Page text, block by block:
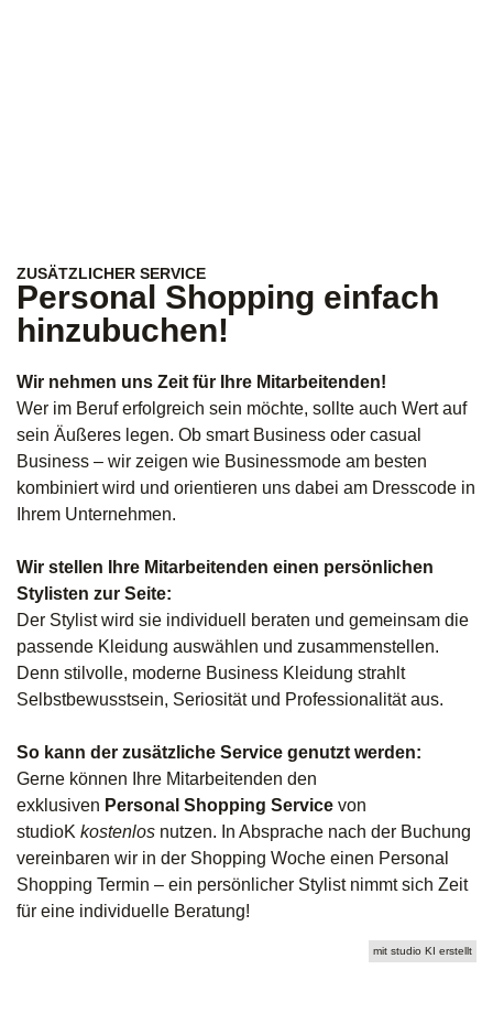
mit studio KI erstellt
ZUSÄTZLICHER SERVICE
Personal Shopping einfach
hinzubuchen!
Wir nehmen uns Zeit für Ihre Mitarbeitenden!
Wer im Beruf erfolgreich sein möchte, sollte auch Wert auf
sein Äußeres legen. Ob smart Business oder casual
Business – wir zeigen wie Businessmode am besten
kombiniert wird und orientieren uns dabei am Dresscode in
Ihrem Unternehmen.
Wir stellen Ihre Mitarbeitenden einen persönlichen
Stylisten zur Seite:
Der Stylist wird sie individuell beraten und gemeinsam die
passende Kleidung auswählen und zusammenstellen.
Denn stilvolle, moderne Business Kleidung strahlt
Selbstbewusstsein, Seriosität und Professionalität aus.
So kann der zusätzliche Service genutzt werden:
Gerne können Ihre Mitarbeitenden den
exklusiven Personal Shopping Service von
studioK kostenlos nutzen. In Absprache nach der Buchung
vereinbaren wir in der Shopping Woche einen Personal
Shopping Termin – ein persönlicher Stylist nimmt sich Zeit
für eine individuelle Beratung!